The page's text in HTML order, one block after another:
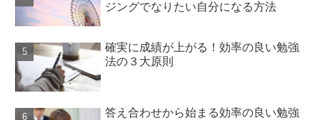
ジングでなりたい自分になる方法
確実に成績が上がる！効率の良い勉強
法の３大原則
答え合わせから始まる効率の良い勉強